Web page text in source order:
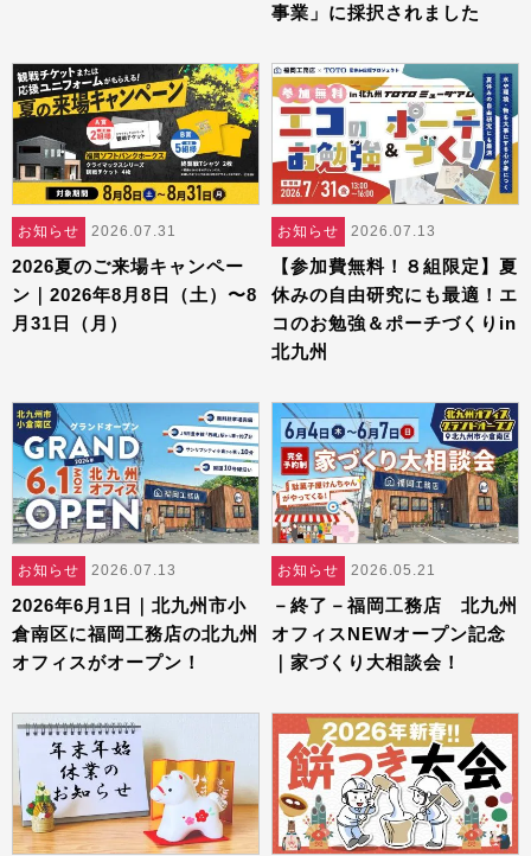
事業」に採択されました
お知らせ 2026.07.31
2026夏のご来場キャンペー
ン｜2026年8月8日（土）〜8
月31日（月）
お知らせ 2026.07.13
【参加費無料！８組限定】夏
休みの自由研究にも最適！エ
コのお勉強＆ポーチづくりin
北九州
お知らせ 2026.07.13
2026年6月1日｜北九州市小
倉南区に福岡工務店の北九州
オフィスがオープン！
お知らせ 2026.05.21
－終了－福岡工務店 北九州
オフィスNEWオープン記念
｜家づくり大相談会！